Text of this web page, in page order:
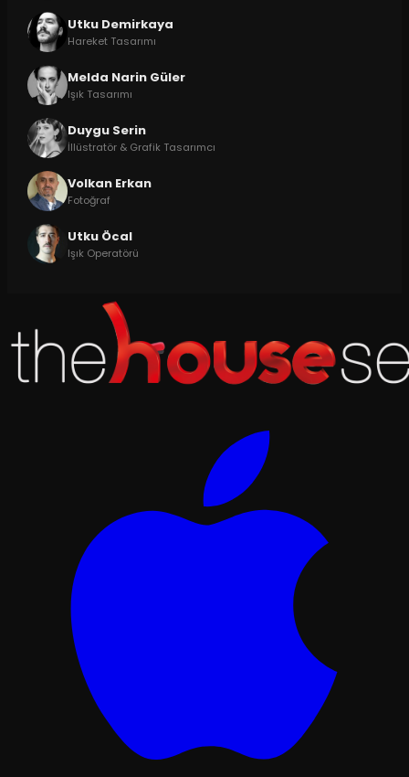
Utku Demirkaya
Hareket Tasarımı
Melda Narin Güler
Işık Tasarımı
Duygu Serin
İllüstratör & Grafik Tasarımcı
Volkan Erkan
Fotoğraf
Utku Öcal
Işık Operatörü